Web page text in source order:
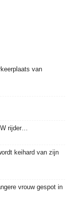
van
rijder…
keihard van zijn
vrouw gespot in